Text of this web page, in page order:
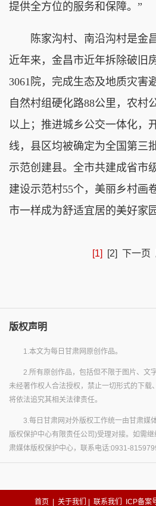
提供全方位的服务和保障。”
陈家沟村、南沿沟村是金昌
近年来，金昌市近年拆除破旧
3061院，完成生态及地质灾害
自然村组硬化路88公里，农村
以上；推进城乡公交一体化，
线，县区均被确定为全国第三
示范创建县。全市共建成省市
建设示范村55个，美丽乡村画
市一样成为舒适宜居的美好家园
[1] [2] 下一页
版权声明
1.本文为每日甘肃网原创作品。
2.所有原创作品，包括但不限于图片、文
未经著作权人合法授权，禁止一切形式的下载
将依法追究其相关法律责任。
3.每日甘肃网对外版权工作统一由甘肃媒
版权保护中心有限责任公司)受理对接。如需
肃媒体版权保护中心，联系电话:0931-
首页| 关于我们 | 联系我们 ICP备案